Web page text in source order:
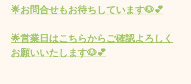
🌟お問合せもお待ちしています🐶💕​
🌟営業日はこちらからご確認よろしく
お願いいたします🐶💕